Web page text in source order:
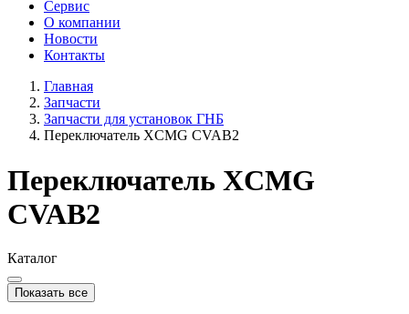
Сервис
О компании
Новости
Контакты
Главная
Запчасти
Запчасти для установок ГНБ
Переключатель XCMG CVAB2
Переключатель XCMG
CVAB2
Каталог
Показать все